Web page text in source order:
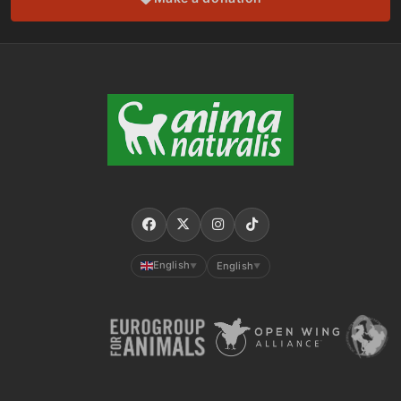
English ▼ English ▼